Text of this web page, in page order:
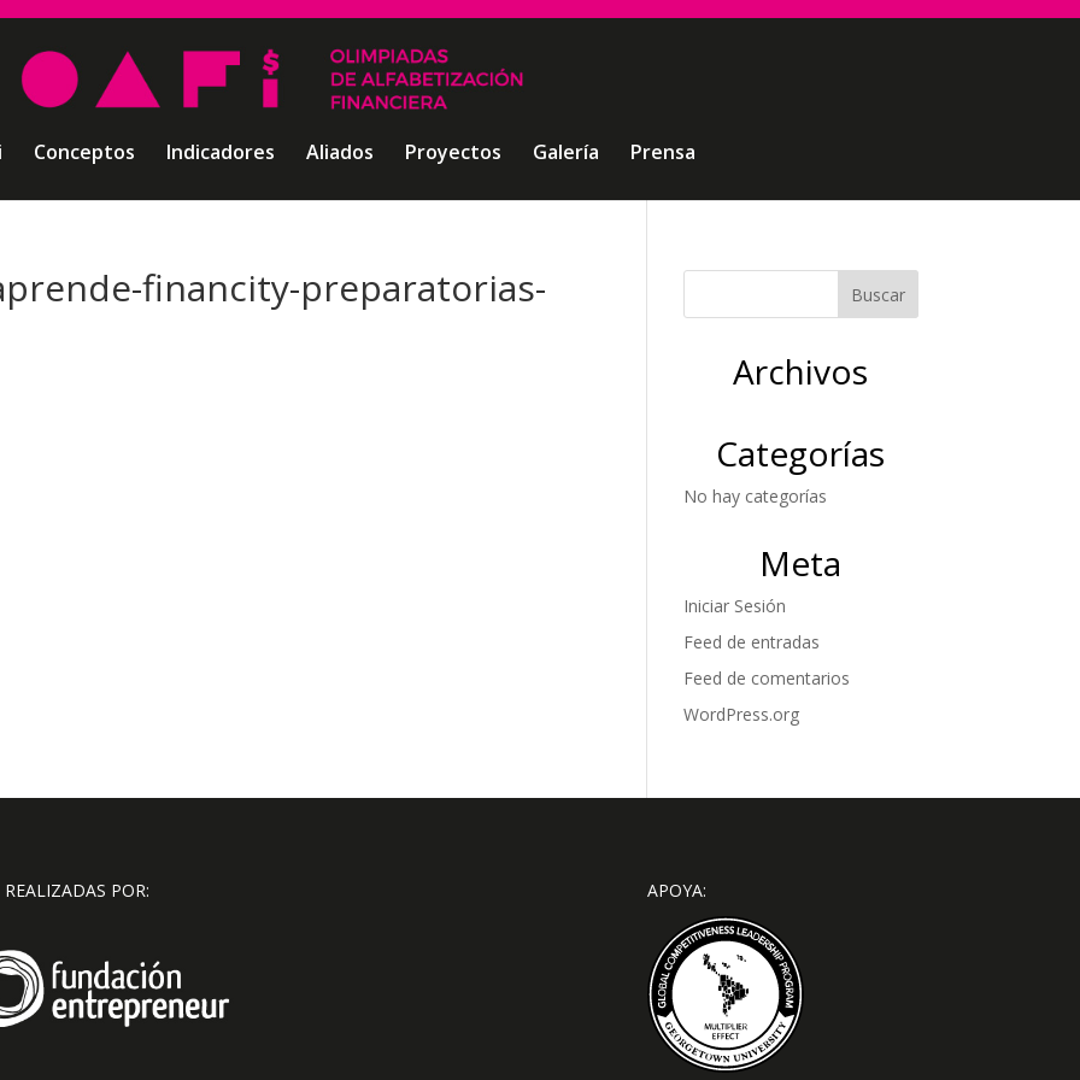
Conceptos Indicadores Aliados Proyectos Galería Prensa
financity-preparatorias-
Archivos
Categorías
No hay categorías
Meta
Iniciar Sesión
Feed de entradas
Feed de comentarios
WordPress.org
POR: APOYA: